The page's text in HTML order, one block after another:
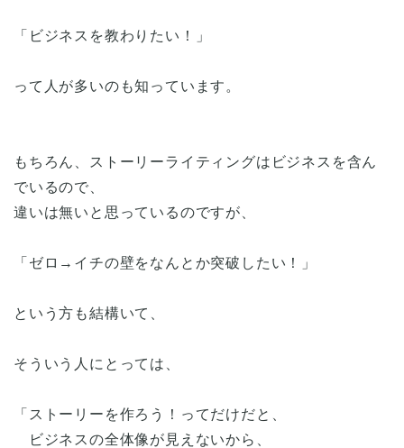
「ビジネスを教わりたい！」
って人が多いのも知っています。
もちろん、ストーリーライティングはビジネスを含ん
でいるので、
違いは無いと思っているのですが、
「ゼロ→イチの壁をなんとか突破したい！」
という方も結構いて、
そういう人にとっては、
「ストーリーを作ろう！ってだけだと、
ビジネスの全体像が見えないから、